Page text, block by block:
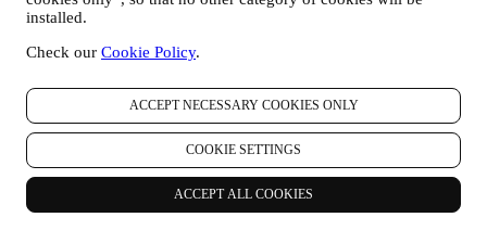
installed.
Check our Cookie Policy.
ACCEPT NECESSARY COOKIES ONLY
COOKIE SETTINGS
ACCEPT ALL COOKIES
aanbiedingen die u misschien leuk vindt. Deze communicatie
kan voor u worden geselecteerd of op maat worden gemaakt
op basis van de gegevens die we over u hebben, zoals uw
locatie of uw aankoopgeschiedenis of uw voorkeuren voor
onze producten. Wij zullen uw gegevens gebruiken om uw
interesses beter te begrijpen. Dit stelt ons in staat om onze
communicatie te personaliseren om deze relevanter en
interessanter te maken. Er zullen geen andere gevolgen zijn.
Wij verzamelen ook statistieken over het openen van e-mail
en klikgedrag met behulp van de in de sector gangbare
technologieën om ons te helpen onze nieuwsbrieven te